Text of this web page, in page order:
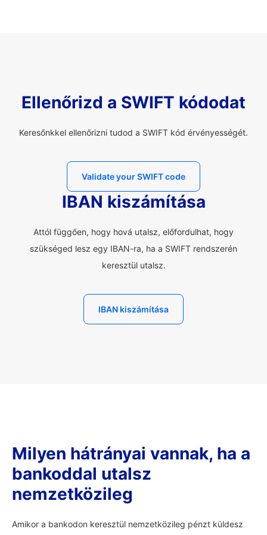
Ellenőrizd a SWIFT kódodat
Keresőnkkel ellenőrizni tudod a SWIFT kód érvényességét.
Validate your SWIFT code
IBAN kiszámítása
Attól függően, hogy hová utalsz, előfordulhat, hogy
szükséged lesz egy IBAN-ra, ha a SWIFT rendszerén
keresztül utalsz.
IBAN kiszámítása
Milyen hátrányai vannak, ha a
bankoddal utalsz
nemzetközileg
Amikor a bankodon keresztül nemzetközileg pénzt küldesz